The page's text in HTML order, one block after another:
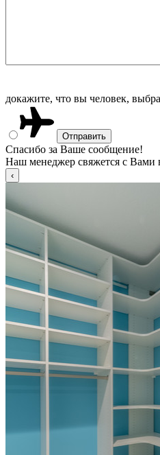
докажите, что вы человек,
Спасибо за Ваше сообщение!
Наш менеджер свяжется с Вами